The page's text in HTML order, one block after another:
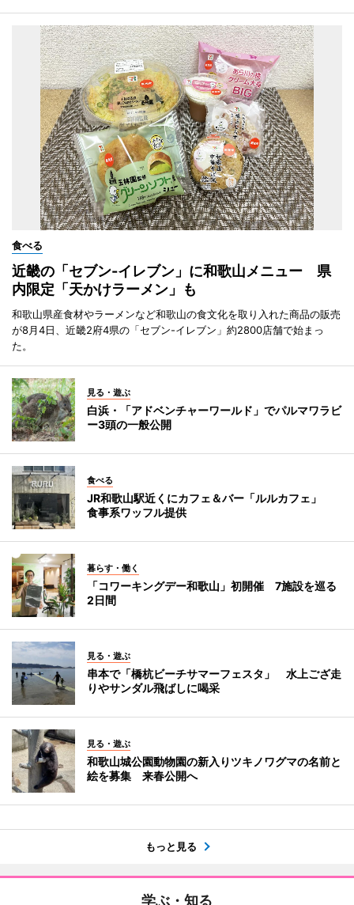
食べる
近畿の「セブン-イレブン」に和歌山メニュー 県
内限定「天かけラーメン」も
和歌山県産食材やラーメンなど和歌山の食文化を取り入れた商品の販売
が8月4日、近畿2府4県の「セブン-イレブン」約2800店舗で始まっ
た。
見る・遊ぶ
白浜・「アドベンチャーワールド」でパルマワラビ
ー3頭の一般公開
食べる
JR和歌山駅近くにカフェ＆バー「ルルカフェ」
食事系ワッフル提供
暮らす・働く
「コワーキングデー和歌山」初開催 7施設を巡る
2日間
見る・遊ぶ
串本で「橋杭ビーチサマーフェスタ」 水上ござ走
りやサンダル飛ばしに喝采
見る・遊ぶ
和歌山城公園動物園の新入りツキノワグマの名前と
絵を募集 来春公開へ
もっと見る
学ぶ・知る